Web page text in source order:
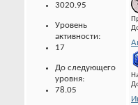
3020.95
Уровень
активности:
17
До следующего
уровня:
78.05